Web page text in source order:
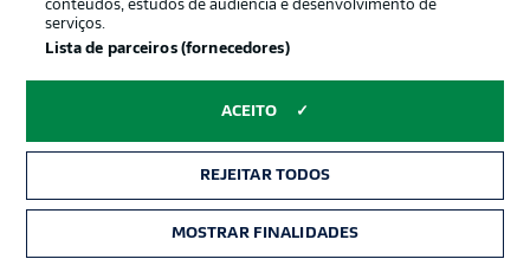
Gerir preferências Aviso de privacidade
Trabalhe conosco
Marca Contato
conteúdos, estudos de audiência e desenvolvimento de
serviços.
Lista de parceiros (fornecedores)
ACEITO
REJEITAR TODOS
MOSTRAR FINALIDADES